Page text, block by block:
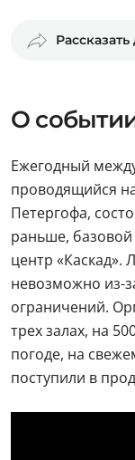
О
Ежегодный
проводящийся
Петергофа,
раньше,
центр «Каскад».
невозможно из-
ограничений.
трех залах, на
погоде, на
поступили в